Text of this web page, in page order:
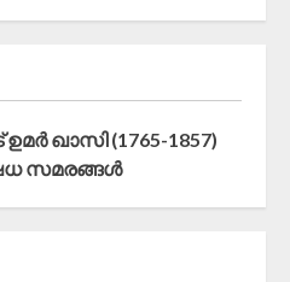
ഖാസി (1765-1857)
സമരങ്ങൾ